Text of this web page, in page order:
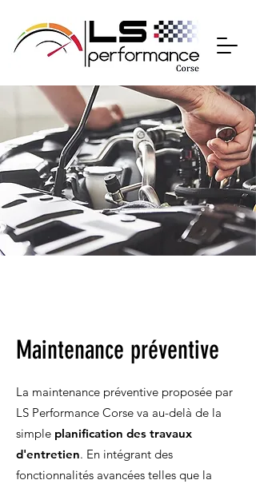
Maintenance préventive
La maintenance préventive proposée par
LS Performance Corse va au-delà de la
simple planification des travaux
d'entretien. En intégrant des
fonctionnalités avancées telles que la